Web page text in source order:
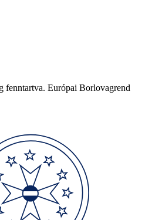
fenntartva. Európai Borlovagrend